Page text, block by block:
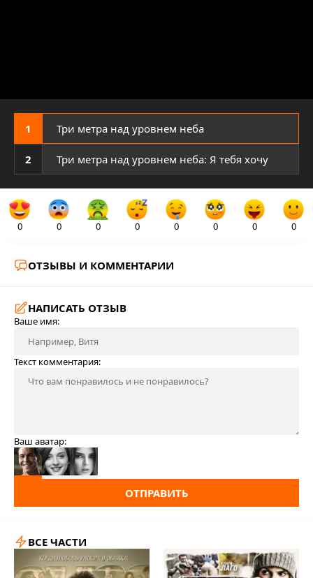
1 Три метра над уровнем неба
2 Три метра над уровнем неба: Я тебя хочу
0 0 0 0 0 0 0 0
ОТЗЫВЫ И КОММЕНТАРИИ
НАПИСАТЬ ОТЗЫВ
Ваше имя:
Текст комментария:
Ваш аватар:
ОТПРАВИТЬ
ВСЕ ЧАСТИ